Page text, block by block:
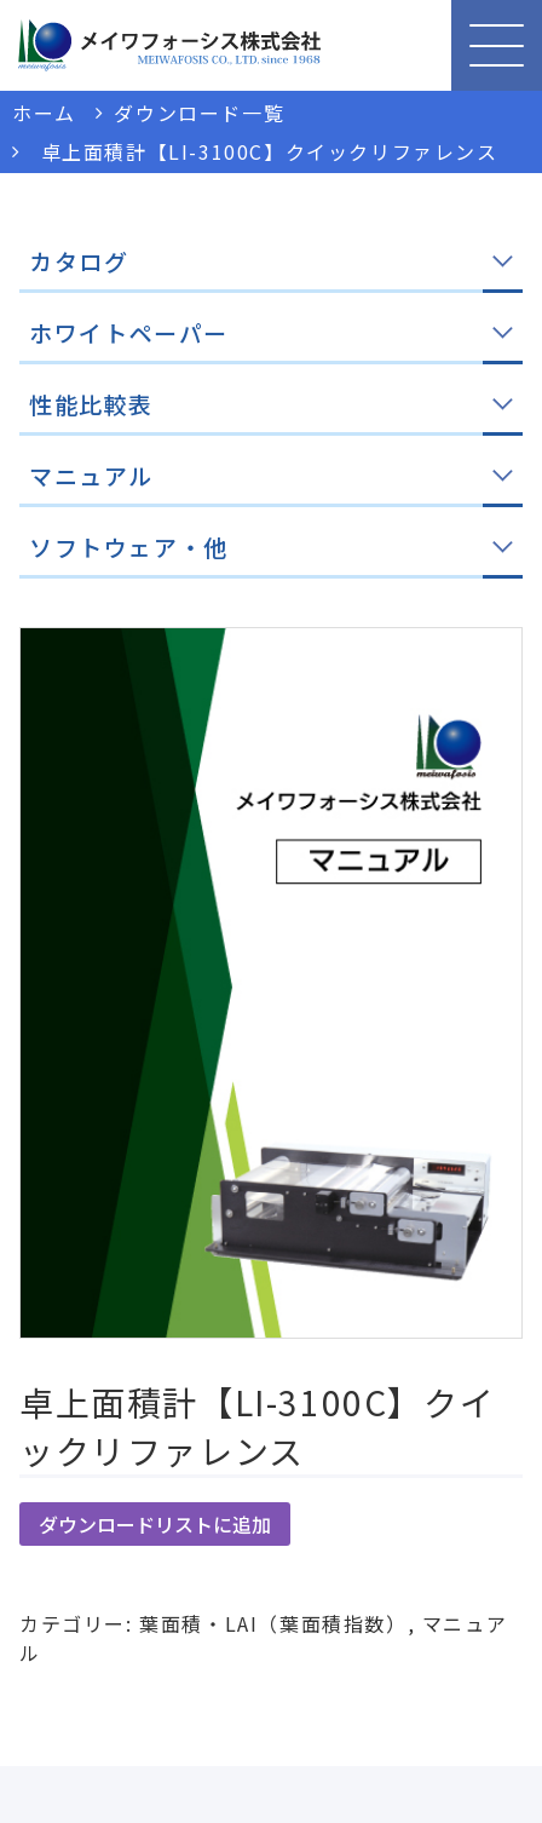
ホーム
ダウンロード一覧
卓上面積計【LI-3100C】クイックリファレンス
カタログ
ホワイトペーパー
性能比較表
マニュアル
ソフトウェア・他
卓上面積計【LI-3100C】クイ
ックリファレンス
ダウンロードリストに追加
カテゴリー:葉面積・LAI（葉面積指数） , マニュア
ル